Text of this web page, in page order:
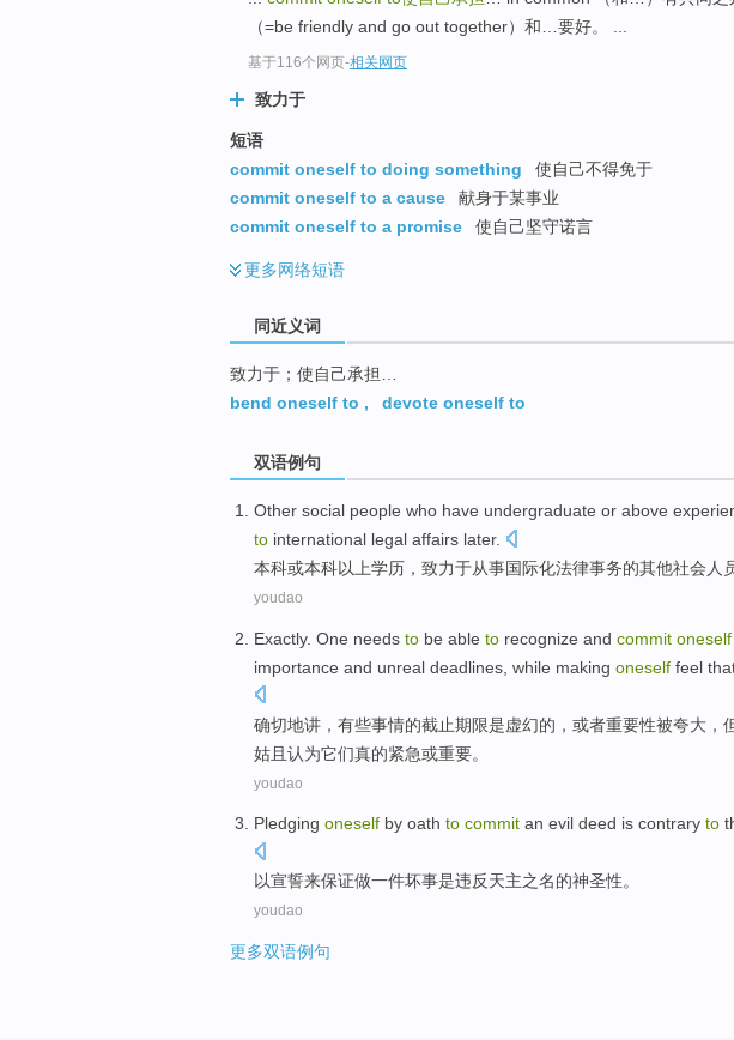
（=be friendly and go out together）和…要好。 ...
基于116个网页-相关网页
致力于
短语
commit oneself to doing something
使自己不得免于
commit oneself to a cause
献身于某事业
commit oneself to a promise
使自己坚守诺言
更多网络短语
同近义词
致力于；使自己承担…
bend oneself to , devote oneself to
双语例句
Other social people who have undergraduate or above
to international legal affairs later.
本科或本科以上学历， 致力于从事国际化法律事务的其他社会 人
youdao
Exactly. One needs to be able to recognize and commit oneself
importance and unreal deadlines while making oneself feel
确切地讲，有些事情的截止期限是虚幻的，或者重要性被夸大 ，
姑且认为它们真的紧急或重要。
youdao
Pledging oneself by oath to commit an evil deed is contrary to
以宣誓来保证做一件坏事是违反天主之名的神圣性。
youdao
更多双语例句